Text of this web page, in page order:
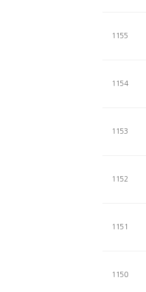
1155
1154
1153
1152
1151
1150